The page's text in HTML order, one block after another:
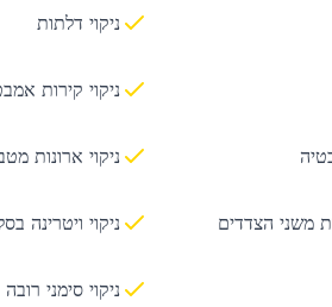
ניקוי דלתות
ניקוי קירות
ניקוי ארונות
משני הצדדים ניקוי ויטרינה
ניקוי סימני רובה